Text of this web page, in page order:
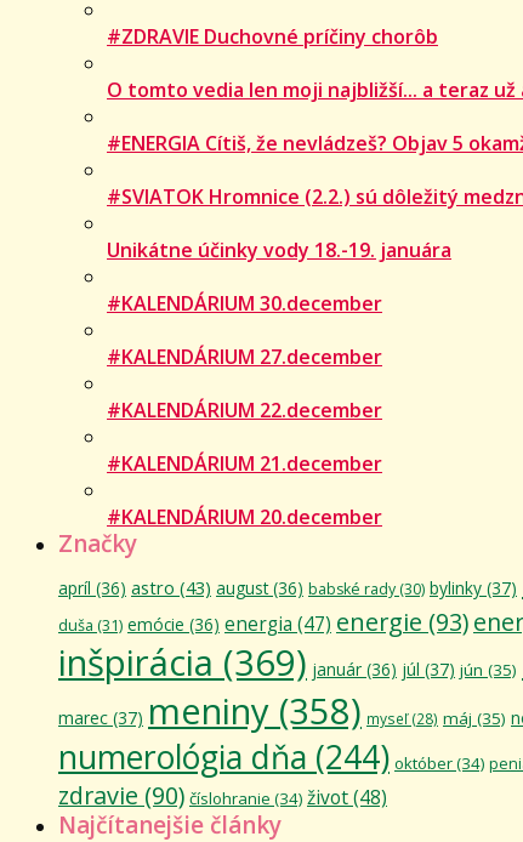
#ZDRAVIE Duchovné príčiny chorôb
O tomto vedia len moji najbližší... a teraz už
#ENERGIA Cítiš, že nevládzeš? Objav 5
#SVIATOK Hromnice (2.2.) sú dôležitý
Unikátne účinky vody 18.-19. januára
#KALENDÁRIUM 30.december
#KALENDÁRIUM 27.december
#KALENDÁRIUM 22.december
#KALENDÁRIUM 21.december
#KALENDÁRIUM 20.december
Značky
apríl (36) astro (43) august(36) babské rady (30) bylinky (37)
duša (31) emócie (36) energia (47) energie (93)
inšpirácia (369) január (36) júl (37) jún (35)
marec (37) meniny (358) myseľ(28) máj (35)
numerológia dňa (244) október(34)
zdravie (90) číslohranie (34) život(48)
Najčítanejšie články